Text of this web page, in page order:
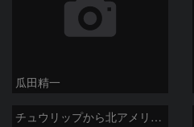
瓜田精一
チュウリップから北アメリカ星雲